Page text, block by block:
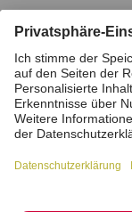
Impressum
Interne Meldestelle